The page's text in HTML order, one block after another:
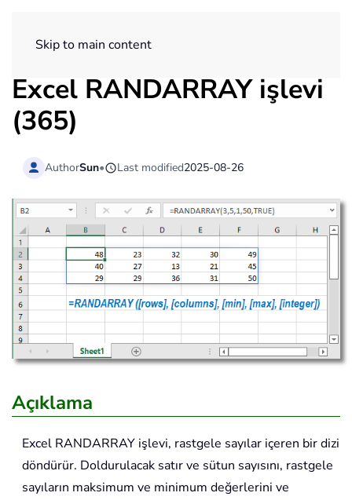
Skip to main content
Excel RANDARRAY işlevi
(365)
AuthorSun• Last modified2025-08-26
Açıklama
Excel RANDARRAY işlevi, rastgele sayılar içeren bir dizi
döndürür. Doldurulacak satır ve sütun sayısını, rastgele
sayıların maksimum ve minimum değerlerini ve